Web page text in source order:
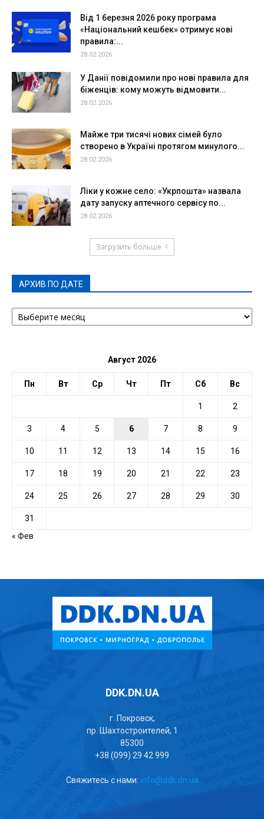
Від 1 березня 2026 року програма
«Національний кешбек» отримує нові
правила:...
28.02.2026
У Данії повідомили про нові правила для
біженців: кому можуть відмовити...
28.02.2026
Майже три тисячі нових сімей було
створено в Україні протягом минулого...
28.02.2026
Ліки у кожне село: «Укрпошта» назвала
дату запуску аптечного сервісу по...
28.02.2026
Загрузить больше
АРХИВ ПО ДАТЕ
АРХИВ
ПО
Август 2026
Пн Вт Ср Чт Пт Сб Вс
1 2
3 4 5 6 7 8 9
10 11 12 13 14 15 16
17 18 19 20 21 22 23
24 25 26 27 28 29 30
31
« Фев
DDK.DN.UA
г. Покровск,
пр. Шахтостроителей, 1
85300
+38 (099) 29 42 999
Свяжитесь с нами: info@ddk.dn.ua